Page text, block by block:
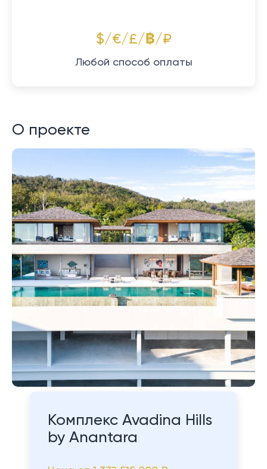
$/€/£/฿/₽
Любой способ оплаты
О проекте
Комплекс Avadina Hills
by Anantara